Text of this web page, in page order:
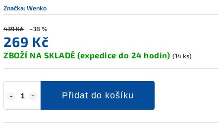
Značka:Wenko
439 Kč –38 %
269 Kč
ZBOŽÍ NA SKLADĚ (expedice do 24 hodin) (14 ks)
Přidat do košíku